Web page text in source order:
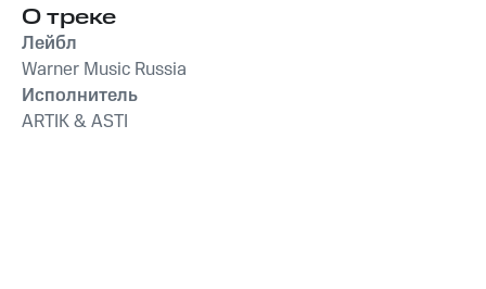
О треке
Лейбл
Warner Music Russia
Исполнитель
ARTIK & ASTI